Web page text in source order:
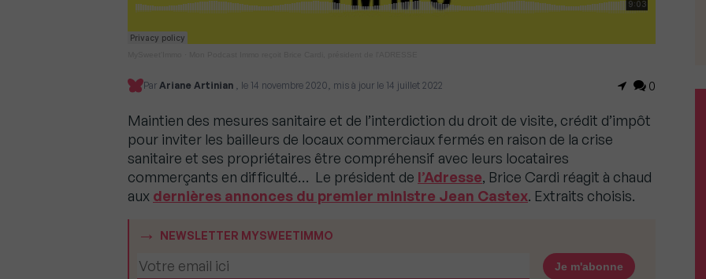
Par Ariane Artinian , le 14 novembre 2020, mis à jour le 14 juillet 2022 0
Maintien des mesures sanitaire et de l’interdiction du droit de visite, crédit d’impôt
pour inviter les bailleurs de locaux commerciaux fermés en raison de la crise
sanitaire et ses propriétaires être compréhensif avec leurs locataires
commerçants en difficulté… Le président de l’Adresse, Brice Cardi réagit à chaud
aux dernières annonces du premier ministre Jean Castex. Extraits choisis.
NEWSLETTER MYSWEETIMMO